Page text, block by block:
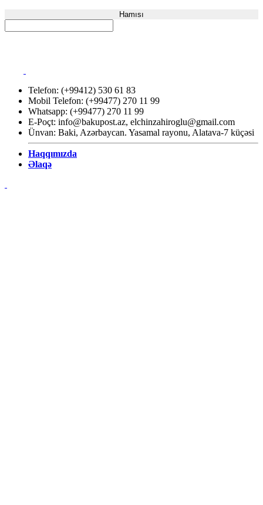
Hamısı
Telefon: (+99412) 530 61 83
Mobil Telefon: (+99477) 270 11 99
Whatsapp: (+99477) 270 11 99
E-Poçt: info@bakupost.az, elchinzahiroglu@gmail.com
Ünvan: Baki, Azərbaycan. Yasamal rayonu, Alatava-7 küçəsi
Haqqımızda
Əlaqə